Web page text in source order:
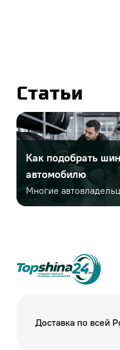
Статьи
Как подобрать
автомобилю
Доставка по всей